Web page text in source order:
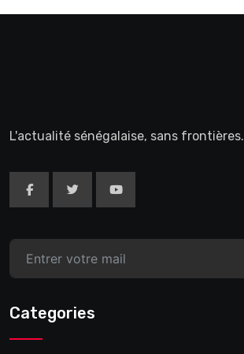
L'actualité sénégalaise, sans frontières.
Categories